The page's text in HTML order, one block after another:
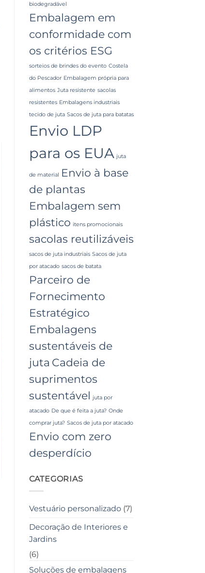
biodegradável
Embalagem em
conformidade com
os critérios ESG
sorteios de brindes do evento Costela
do Pescador Embalagem própria para
alimentos Juta resistente sacolas
resistentes Embalagens industriais
tecido de juta Sacos de juta para batatas
Envio LDP
para os EUA juta
de material Envio à base
de plantas
Embalagem sem
plástico itens promocionais
sacolas reutilizáveis
sacos de juta industriais Sacos de juta
por atacado sacos de batata
Parceiro de
Fornecimento
Estratégico
Embalagens
sustentáveis ​​de
juta Cadeia de
suprimentos
sustentável juta por
atacado De que é feita a juta? Onde
comprar juta? Sacos de juta por atacado
Envio com zero
desperdício
CATEGORIAS
Vestuário personalizado(7)
Decoração de Interiores e
Jardins
(6)
Soluções de embalagens